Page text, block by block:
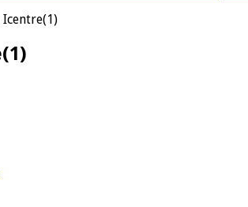
Icentre(1)